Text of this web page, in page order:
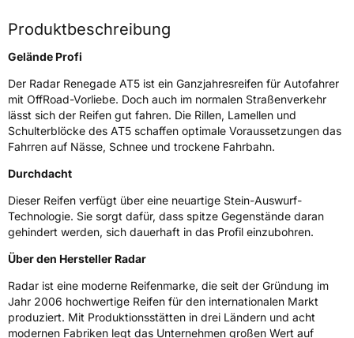
FahrzeugartPKW & SUV
Weitere Eigenschaften
SchlauchtypTL
ZustandNeureifen
Offroad
Ja
EU Label
EffizienzE
Nasshaftung D
Produktbeschreibung
Gelände Profi
Der Radar Renegade AT5 ist ein Ganzjahresreifen für Autofahrer
mit OffRoad-Vorliebe. Doch auch im normalen Straßenverkehr
lässt sich der Reifen gut fahren. Die Rillen, Lamellen und
Schulterblöcke des AT5 schaffen optimale Voraussetzungen das
Fahrren auf Nässe, Schnee und trockene Fahrbahn.
Durchdacht
Dieser Reifen verfügt über eine neuartige Stein-Auswurf-
Technologie. Sie sorgt dafür, dass spitze Gegenstände daran
gehindert werden, sich dauerhaft in das Profil einzubohren.
Über den Hersteller Radar
Radar ist eine moderne Reifenmarke, die seit der Gründung im
Jahr 2006 hochwertige Reifen für den internationalen Markt
produziert. Mit Produktionsstätten in drei Ländern und acht
modernen Fabriken legt das Unternehmen großen Wert auf